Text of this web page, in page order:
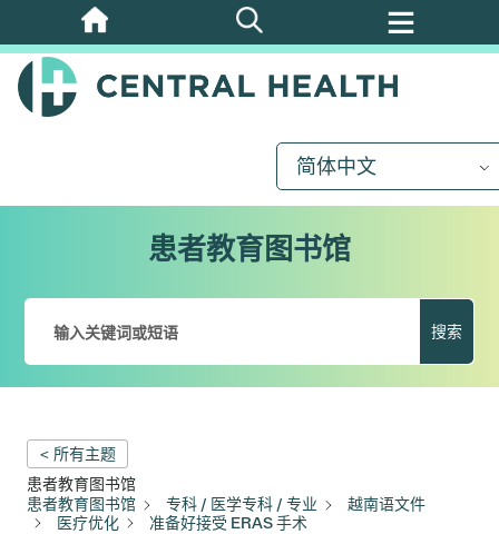
跳
至
主
简体中文
患者教育图书馆
搜索
< 所有主题
患者教育图书馆
患者教育图书馆
专科 / 医学专科 / 专业
越南语文件
医疗优化
准备好接受 ERAS 手术